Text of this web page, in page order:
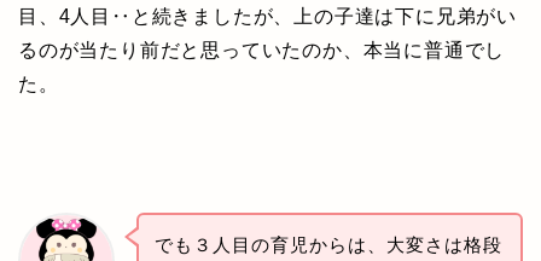
目、4人目‥と続きましたが、上の子達は下に兄弟がい
るのが当たり前だと思っていたのか、本当に普通でし
た。
でも３人目の育児からは、大変さは格段